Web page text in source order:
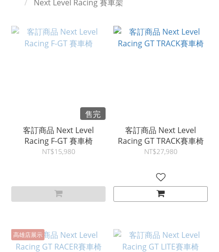
Next Level Racing 賽車架
售完
客訂商品 Next Level
Racing F-GT 賽車椅
NT$15,980
客訂商品 Next Level
Racing GT TRACK賽車椅
NT$27,980
高雄店展示